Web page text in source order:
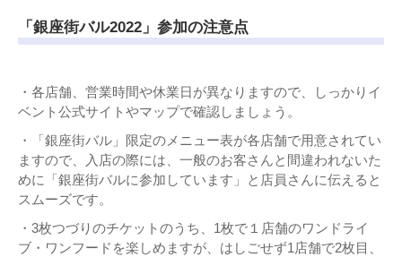
「銀座街バル2022」参加の注意点
・各店舗、営業時間や休業日が異なりますので、しっかりイ
ベント公式サイトやマップで確認しましょう。
・「銀座街バル」限定のメニュー表が各店舗で用意されてい
ますので、入店の際には、一般のお客さんと間違われないた
めに「銀座街バルに参加しています」と店員さんに伝えると
スムーズです。
・3枚つづりのチケットのうち、1枚で１店舗のワンドライ
ブ・ワンフードを楽しめますが、はしごせず1店舗で2枚目、